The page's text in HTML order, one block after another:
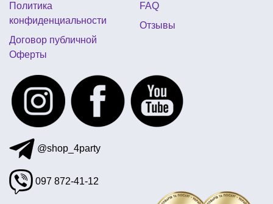
аксессуары для морской вечеринки
искусственный снег киев купить
шапки с животными купить
пневматические хлопушки купить киев
вампиры зубы
воздушные шары хром купить киев
декор для воздушных шаров
вечеринка апокалипсис
Политика
конфиденциальности
Договор публичной
Оферты
FAQ
Отзывы
@shop_4party
097 872-41-12